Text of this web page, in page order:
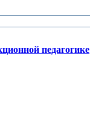
педагогике